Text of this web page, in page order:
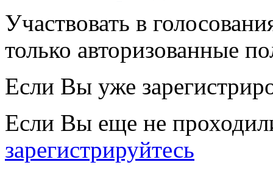
Участвовать в
только авторизованные
Если Вы уже
Если Вы еще не
зарегистрируйтесь